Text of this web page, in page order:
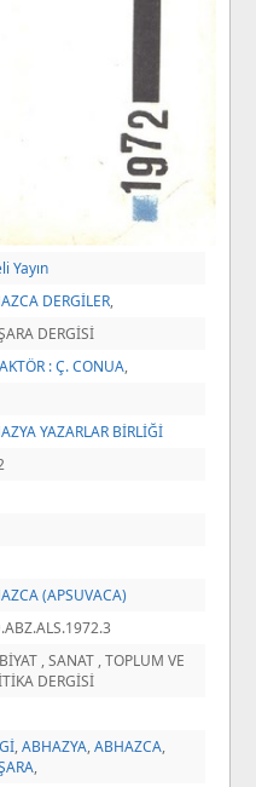
Yayın
DERGİLER,
DERGİSİ
: Ç. CONUA,
YAZARLAR BİRLİĞİ
(APSUVACA)
, SANAT , TOPLUM VE
DERGİSİ
,ABHAZYA,ABHAZCA,
,